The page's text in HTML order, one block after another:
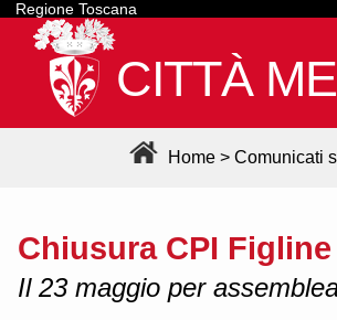
Regione Toscana
CITTÀ
Home > Comunicati
Chiusura CPI Figline
Il 23 maggio per